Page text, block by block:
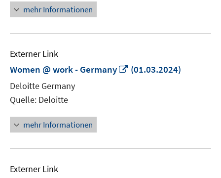
mehr Informationen
Externer Link
Women @ work - Germany
In
(01.03.2024)
Deloitte Germany
Quelle: Deloitte
mehr Informationen
Externer Link